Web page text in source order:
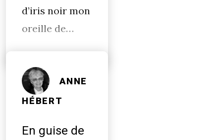
d’iris noir mon
oreille de…
ANNE
HÉBERT
En guise de